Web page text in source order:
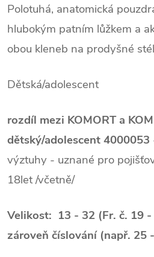
Polotuhá, anatomická
hlubokým patním lůžkem a
obou kleneb na prodyšné
Dětská/adolescent
rozdíl mezi KOMORT a
dětský/adolescent 4000053
výztuhy - uznané pro
18let /včetně/
Velikost: 13 - 32 (Fr. č. 19
zároveň číslování (např. 25